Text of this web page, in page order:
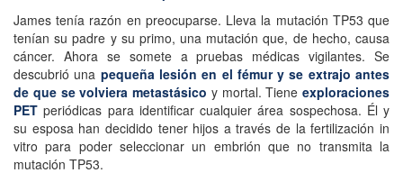
James tenía razón en preocuparse. Lleva la mutación TP53 que
tenían su padre y su primo, una mutación que, de hecho, causa
cáncer. Ahora se somete a pruebas médicas vigilantes. Se
descubrió una pequeña lesión en el fémur y se extrajo antes
de que se volviera metastásico y mortal. Tiene exploraciones
PET periódicas para identificar cualquier área sospechosa. Él y
su esposa han decidido tener hijos a través de la fertilización in
vitro para poder seleccionar un embrión que no transmita la
mutación TP53.